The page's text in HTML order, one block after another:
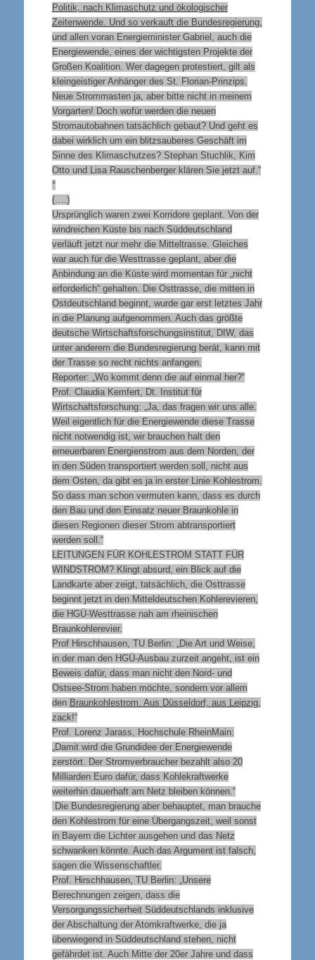
Politik, nach Klimaschutz und ökologischer
Zeitenwende. Und so verkauft die Bundesregierung,
und allen voran Energieminister Gabriel, auch die
Energiewende, eines der wichtigsten Projekte der
Großen Koalition. Wer dagegen protestiert, gilt als
kleingeistiger Anhänger des St. Florian-Prinzips.
Neue Strommasten ja, aber bitte nicht in meinem
Vorgarten! Doch wofür werden die neuen
Stromautobahnen tatsächlich gebaut? Und geht es
dabei wirklich um ein blitzsauberes Geschäft im
Sinne des Klimaschutzes? Stephan Stuchlik, Kim
Otto und Lisa Rauschenberger klären Sie jetzt auf.“
°
(….)
Ursprünglich waren zwei Korridore geplant. Von der
windreichen Küste bis nach Süddeutschland
verläuft jetzt nur mehr die Mitteltrasse. Gleiches
war auch für die Westtrasse geplant, aber die
Anbindung an die Küste wird momentan für „nicht
erforderlich“ gehalten. Die Osttrasse, die mitten in
Ostdeutschland beginnt, wurde gar erst letztes Jahr
in die Planung aufgenommen. Auch das größte
deutsche Wirtschaftsforschungsinstitut, DIW, das
unter anderem die Bundesregierung berät, kann mit
der Trasse so recht nichts anfangen.
Reporter: „Wo kommt denn die auf einmal her?“
Prof. Claudia Kemfert, Dt. Institut für
Wirtschaftsforschung: „Ja, das fragen wir uns alle.
Weil eigentlich für die Energiewende diese Trasse
nicht notwendig ist, wir brauchen halt den
erneuerbaren Energienstrom aus dem Norden, der
in den Süden transportiert werden soll, nicht aus
dem Osten, da gibt es ja in erster Linie Kohlestrom.
So dass man schon vermuten kann, dass es durch
den Bau und den Einsatz neuer Braunkohle in
diesen Regionen dieser Strom abtransportiert
werden soll.“
LEITUNGEN FÜR KOHLESTROM STATT FÜR
WINDSTROM?Klingt absurd, ein Blick auf die
Landkarte aber zeigt, tatsächlich, die Osttrasse
beginnt jetzt in den Mitteldeutschen Kohlerevieren,
die HGÜ-Westtrasse nah am rheinischen
Braunkohlerevier.
Prof Hirschhausen, TU Berlin: „Die Art und Weise,
in der man den HGÜ-Ausbau zurzeit angeht, ist ein
Beweis dafür, dass man nicht den Nord- und
Ostsee-Strom haben möchte, sondern vor allem
den Braunkohlestrom. Aus Düsseldorf, aus Leipzig,
zack!“
Prof. Lorenz Jarass, Hochschule RheinMain:
„Damit wird die Grundidee der Energiewende
zerstört. Der Stromverbraucher bezahlt also 20
Milliarden Euro dafür, dass Kohlekraftwerke
weiterhin dauerhaft am Netz bleiben können.“
Die Bundesregierung aber behauptet, man brauche
den Kohlestrom für eine Übergangszeit, weil sonst
in Bayern die Lichter ausgehen und das Netz
schwanken könnte. Auch das Argument ist falsch,
sagen die Wissenschaftler.
Prof. Hirschhausen, TU Berlin: „Unsere
Berechnungen zeigen, dass die
Versorgungssicherheit Süddeutschlands inklusive
der Abschaltung der Atomkraftwerke, die ja
überwiegend in Süddeutschland stehen, nicht
gefährdet ist. Auch Mitte der 20er Jahre und dass